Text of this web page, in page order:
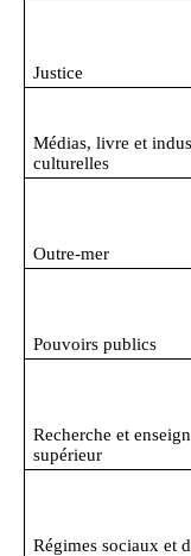
Justice
Médias, livre et
culturelles
Outre‑mer
Pouvoirs publics
Recherche et
supérieur
Régimes sociaux et